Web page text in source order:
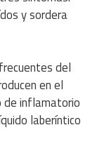
y sordera
del
en el
de inflamatorio
laberíntico